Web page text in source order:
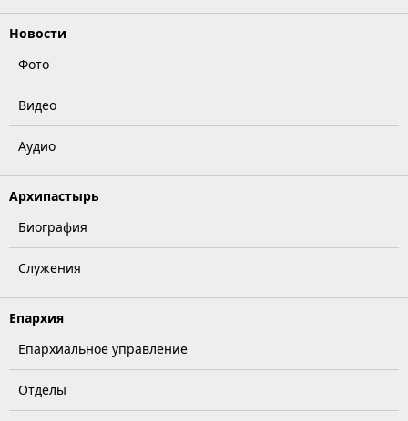
Новости
Фото
Видео
Аудио
Архипастырь
Биография
Служения
Епархия
Епархиальное управление
Отделы